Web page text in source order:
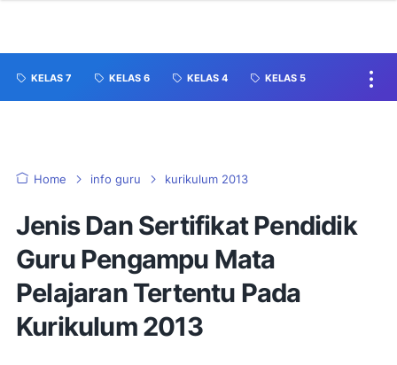
KELAS 7 KELAS 6 KELAS 4 KELAS 5
Home info guru kurikulum 2013
Jenis Dan Sertifikat Pendidik
Guru Pengampu Mata
Pelajaran Tertentu Pada
Kurikulum 2013